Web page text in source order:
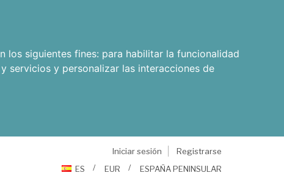
los siguientes fines: para habilitar la funcionalidad
servicios y personalizar las interacciones de
Iniciar sesión
Registrarse
ES
EUR ESPAÑA PENINSULAR